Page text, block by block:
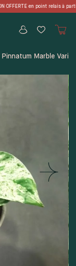
relais à
Pinnatum Marble